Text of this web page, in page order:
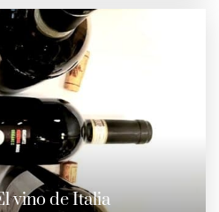
vino de Italia